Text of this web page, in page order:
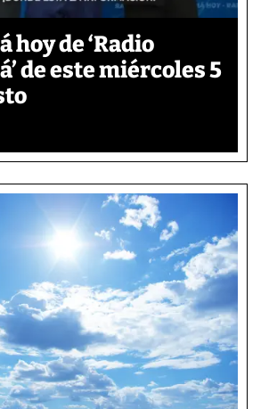
hoy de ‘Radio
de este miércoles 5